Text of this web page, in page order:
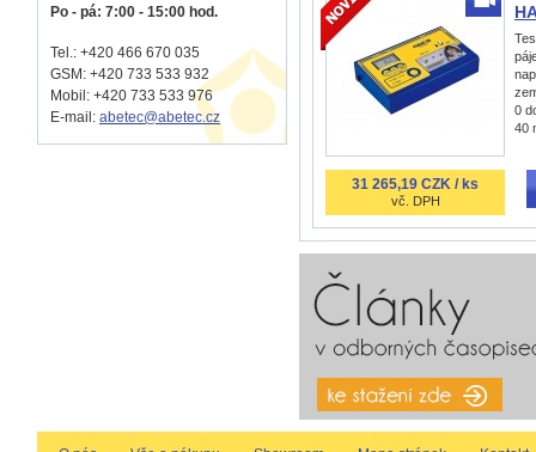
31 265,19 CZK / ks
vč. DPH
0
40
Po - pá: 7:00 - 15:00 hod.
Tel.: +420 466 670 035
GSM: +420 733 533 932
Mobil: +420 733 533 976
E-mail: abetec@abetec.cz